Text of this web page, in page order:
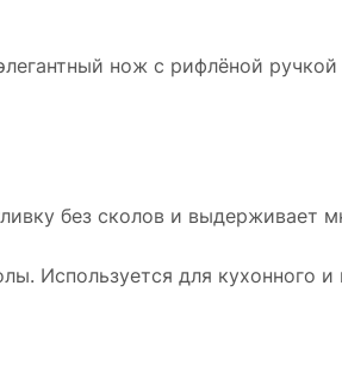
нож с рифлёной
без сколов и выдерживает
Используется для кухонного